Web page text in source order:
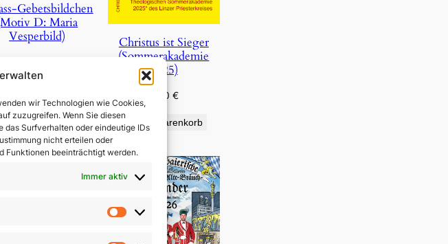
wir Technologien wie Cookies,
zuzugreifen. Wenn Sie diesen
Surfverhalten oder eindeutige IDs
nicht erteilen oder
Funktionen beeinträchtigt werden.
Immer aktiv
Vorlieben
Gebetsbildchen
D: Maria
Vesperbild)
Christus ist Sieger
(Sommerakademie
2025)
9,90€
In den Warenkorb